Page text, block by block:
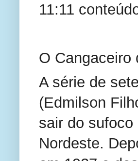
11:11
O Cangaceiro
A série de
(Edmilson
sair do
Nordeste.